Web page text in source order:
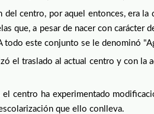
del centro, por aquel entonces, era
que, a pesar de nacer con
todo este conjunto se le denominó
el traslado al actual centro y con la
el centro ha experimentado
que ello conlleva.